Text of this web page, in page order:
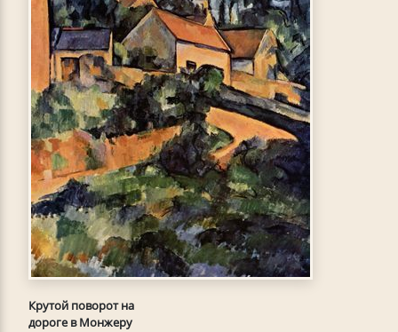
Крутой поворот на
дороге в Монжеру